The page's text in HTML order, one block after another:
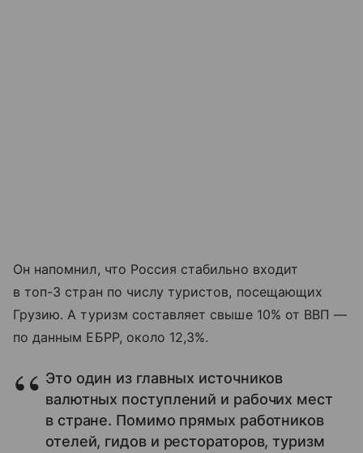
Он напомнил, что Россия стабильно входит
в топ-3 стран по числу туристов, посещающих
Грузию. А туризм составляет свыше 10% от ВВП —
по данным ЕБРР, около 12,3%.
Это один из главных источников
валютных поступлений и рабочих мест
в стране. Помимо прямых работников
отелей, гидов и рестораторов, туризм